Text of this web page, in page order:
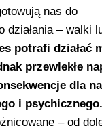
nas do
działania – walki
potrafi działać
przewlekłe
dla
i psychicznego.
– od